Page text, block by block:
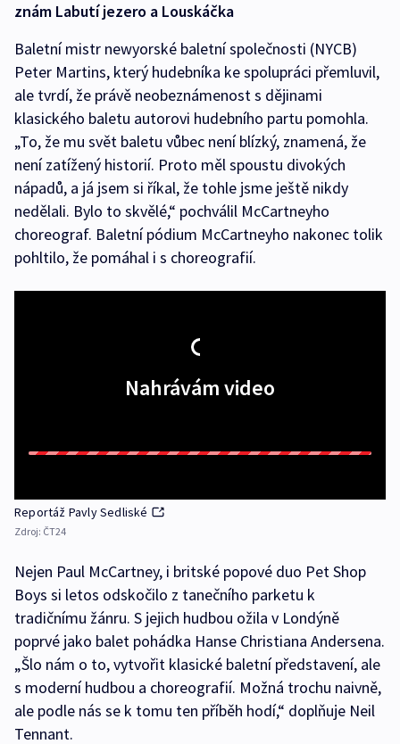
znám Labutí jezero a Louskáčka
Baletní mistr newyorské baletní společnosti (NYCB)
Peter Martins, který hudebníka ke spolupráci přemluvil,
ale tvrdí, že právě neobeznámenost s dějinami
klasického baletu autorovi hudebního partu pomohla.
„To, že mu svět baletu vůbec není blízký, znamená, že
není zatížený historií. Proto měl spoustu divokých
nápadů, a já jsem si říkal, že tohle jsme ještě nikdy
nedělali. Bylo to skvělé,“ pochválil McCartneyho
choreograf. Baletní pódium McCartneyho nakonec tolik
pohltilo, že pomáhal i s choreografií.
Nahrávám video
Reportáž Pavly Sedliské
Zdroj: ČT24
Nejen Paul McCartney, i britské popové duo Pet Shop
Boys si letos odskočilo z tanečního parketu k
tradičnímu žánru. S jejich hudbou ožila v Londýně
poprvé jako balet pohádka Hanse Christiana Andersena.
„Šlo nám o to, vytvořit klasické baletní představení, ale
s moderní hudbou a choreografií. Možná trochu naivně,
ale podle nás se k tomu ten příběh hodí,“ doplňuje Neil
Tennant.